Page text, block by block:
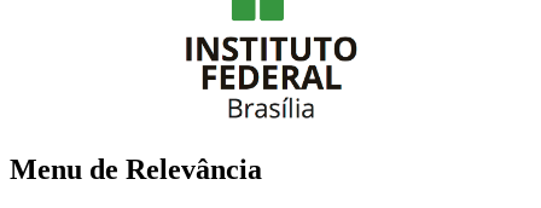
Menu de Relevância